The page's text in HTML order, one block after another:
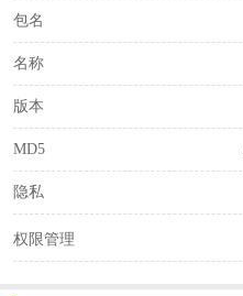
包名
名称
版本
MD5
隐私
权限管理